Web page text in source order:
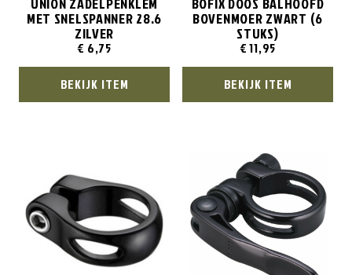
MET SNELSPANNER 28.6
ZILVER
€ 6,75
BEKIJK ITEM
BOVENMOER ZWART (6
STUKS)
€11,95
BEKIJK ITEM